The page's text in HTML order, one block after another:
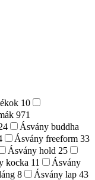
10
971
Ásvány buddha
Ásvány freeform 33
Ásvány hold 25
kocka 11
Ásvány
8 Ásvány lap 43